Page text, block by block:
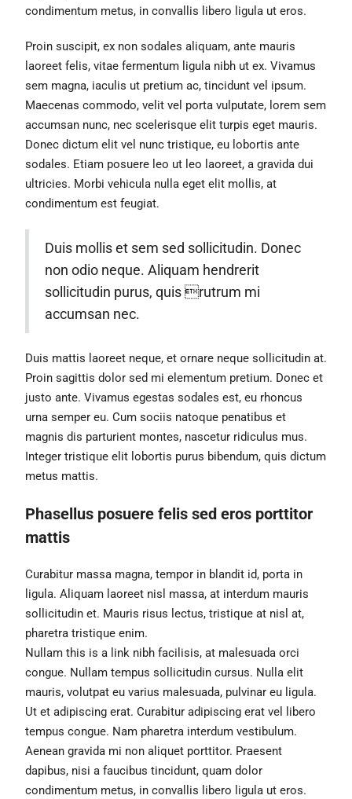
condimentum metus, in convallis libero ligula ut eros.
Proin suscipit, ex non sodales aliquam, ante mauris
laoreet felis, vitae fermentum ligula nibh ut ex. Vivamus
sem magna, iaculis ut pretium ac, tincidunt vel ipsum.
Maecenas commodo, velit vel porta vulputate, lorem sem
accumsan nunc, nec scelerisque elit turpis eget mauris.
Donec dictum elit vel nunc tristique, eu lobortis ante
sodales. Etiam posuere leo ut leo laoreet, a gravida dui
ultricies. Morbi vehicula nulla eget elit mollis, at
condimentum est feugiat.
Duis mollis et sem sed sollicitudin. Donec
non odio neque. Aliquam hendrerit
sollicitudin purus, quis rutrum mi
accumsan nec.
Duis mattis laoreet neque, et ornare neque sollicitudin at.
Proin sagittis dolor sed mi elementum pretium. Donec et
justo ante. Vivamus egestas sodales est, eu rhoncus
urna semper eu. Cum sociis natoque penatibus et
magnis dis parturient montes, nascetur ridiculus mus.
Integer tristique elit lobortis purus bibendum, quis dictum
metus mattis.
Phasellus posuere felis sed eros porttitor
mattis
Curabitur massa magna, tempor in blandit id, porta in
ligula. Aliquam laoreet nisl massa, at interdum mauris
sollicitudin et. Mauris risus lectus, tristique at nisl at,
pharetra tristique enim.
Nullam this is a link nibh facilisis, at malesuada orci
congue. Nullam tempus sollicitudin cursus. Nulla elit
mauris, volutpat eu varius malesuada, pulvinar eu ligula.
Ut et adipiscing erat. Curabitur adipiscing erat vel libero
tempus congue. Nam pharetra interdum vestibulum.
Aenean gravida mi non aliquet porttitor. Praesent
dapibus, nisi a faucibus tincidunt, quam dolor
condimentum metus, in convallis libero ligula ut eros.